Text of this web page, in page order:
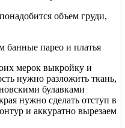
объем груди,
мерок выкройку и
нужно разложить ткань,
булавками
нужно сделать отступ в
и аккуратно вырезаем